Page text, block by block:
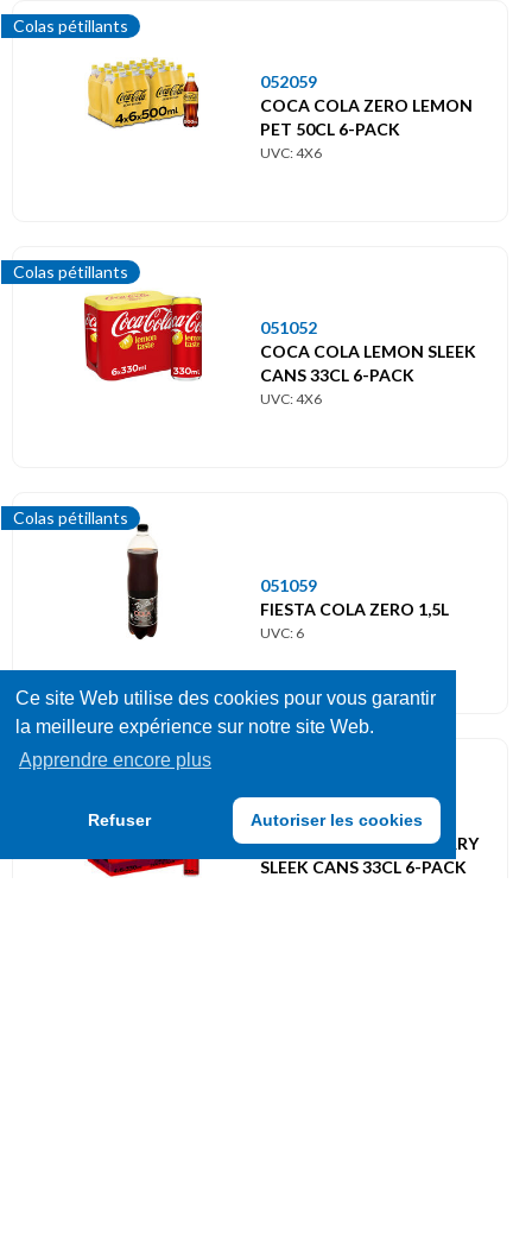
Ce site Web utilise des cookies pour vous garantir
la meilleure expérience sur notre site Web.
Apprendre encore plus
Refuser Autoriser les cookies
Colas pétillants
052059
COCA COLA ZERO LEMON
PET 50CL 6-PACK
UVC: 4X6
Colas pétillants
051052
COCA COLA LEMON SLEEK
CANS 33CL 6-PACK
UVC: 4X6
Colas pétillants
051059
FIESTA COLA ZERO 1,5L
UVC: 6
Colas pétillants
052011
COCA COLA ZERO CHERRY
SLEEK CANS 33CL 6-PACK